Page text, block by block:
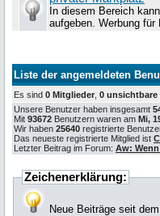
In diesem Bereich
aufgeben. Werbung
Liste der angemeldeten
Es sind 0 Mitglieder 0 unsichtbare
Unsere Benutzer haben insgesamt
Mit 93672 Benutzern waren am Mi,
Wir haben 25640 registrierte
Das neueste registrierte Mitglied ist
Letzter Beitrag im Forum: Aw:
Zeichenerklärung:
Neue Beiträge seit